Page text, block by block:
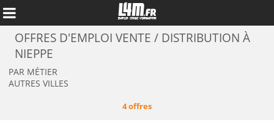
OFFRES D'EMPLOI VENTE / DISTRIBUTION À
NIEPPE
PAR MÉTIER
AUTRES VILLES
4 offres